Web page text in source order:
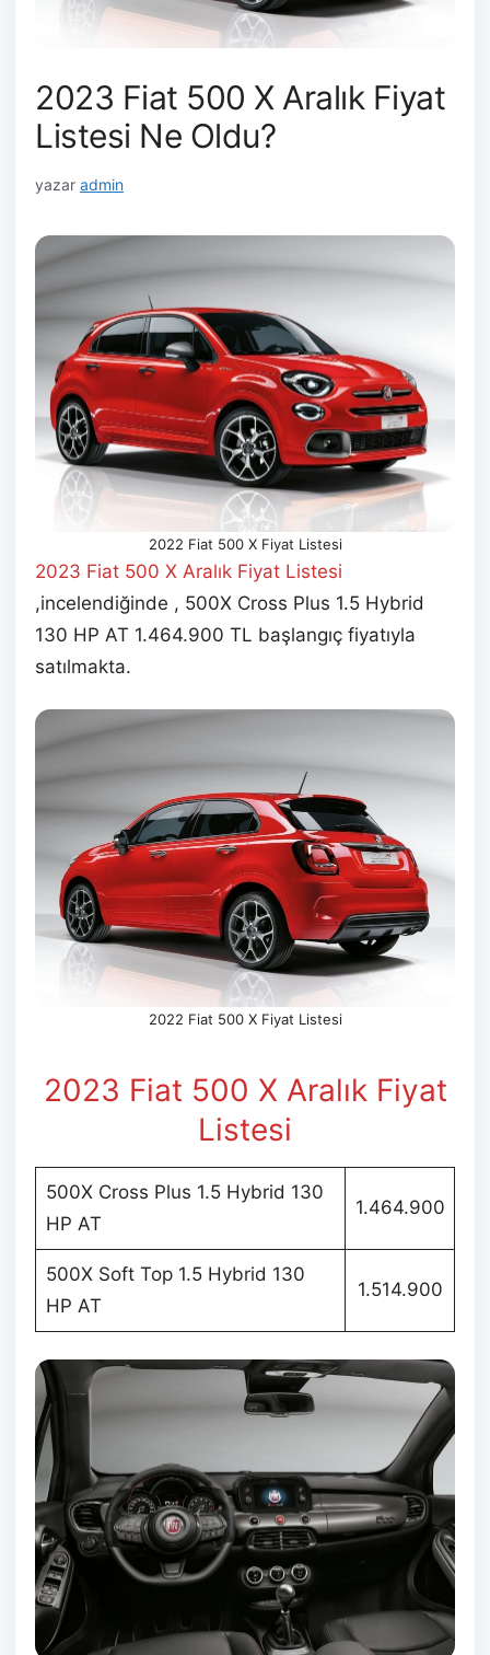
2023 Fiat 500 X Aralık Fiyat
Listesi Ne Oldu?
yazar admin
2022 Fiat 500 X Fiyat Listesi
2023 Fiat 500 X Aralık Fiyat Listesi
,incelendiğinde , 500X Cross Plus 1.5 Hybrid
130 HP AT 1.464.900 TL başlangıç fiyatıyla
satılmakta.
2022 Fiat 500 X Fiyat Listesi
2023 Fiat 500 X Aralık Fiyat
Listesi
500X Cross Plus 1.5 Hybrid 130
HP AT
1.464.900
500X Soft Top 1.5 Hybrid 130
HP AT
1.514.900